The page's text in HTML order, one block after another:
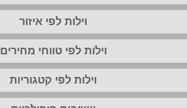
וילות לפי איזור
וילות לפי טווחי מחירים
וילות לפי קטגוריות